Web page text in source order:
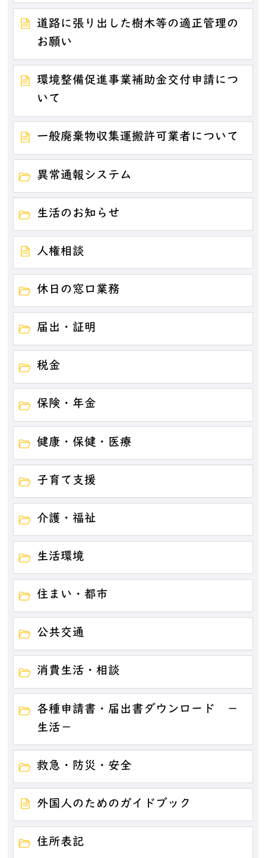
道路に張り出した樹木等の適正管理の
お願い
環境整備促進事業補助金交付申請につ
いて
一般廃棄物収集運搬許可業者について
異常通報システム
生活のお知らせ
人権相談
休日の窓口業務
届出・証明
税金
保険・年金
健康・保健・医療
子育て支援
介護・福祉
生活環境
住まい・都市
公共交通
消費生活・相談
各種申請書・届出書ダウンロード －
生活－
救急・防災・安全
外国人のためのガイドブック
住所表記